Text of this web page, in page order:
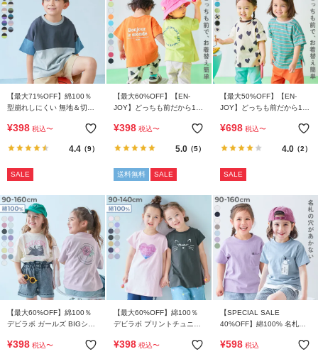
物
ガ
ド
よ
る
質
FOLLOW
【最大71%OFF】綿100％
型崩れしにくい 無地＆切替
ツ
¥398 税込〜
4.4（9）
SALE
【最大60%OFF】【EN-
JOY】どっちも前だから1人
シャツ
¥398 税込〜
5.0（5）
送料無料 SALE
【最大50%OFF】【EN-
JOY】どっちも前だから1人
ツ
¥698 税込〜
4.0（2）
SALE
【最大60%OFF】綿100％
デビラボ ガールズ BIGシル
ツ
¥398 税込〜
【最大60%OFF】綿100％
デビラボ プリントチュニッ
¥398 税込〜
【SPECIAL SALE
40%OFF】綿100% 名札穴
ト 半袖Tシャツ
¥598 税込